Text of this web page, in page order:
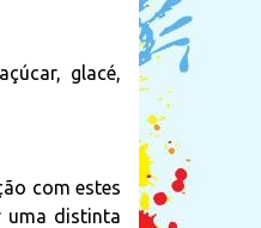
glacé,
com estes
uma distinta